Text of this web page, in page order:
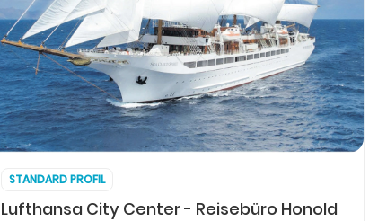
STANDARD PROFIL
Lufthansa City Center - Reisebüro Honold